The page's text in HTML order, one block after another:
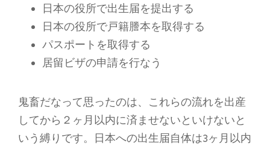
日本の役所で出生届を提出する
日本の役所で戸籍謄本を取得する
パスポートを取得する
居留ビザの申請を行なう
鬼畜だなって思ったのは、これらの流れを出産
してから２ヶ月以内に済ませないといけないと
いう縛りです。日本への出生届自体は3ヶ月以内